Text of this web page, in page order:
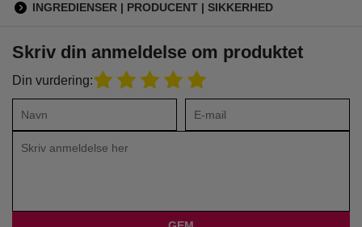
INGREDIENSER | PRODUCENT | SIKKERHED
Skriv din anmeldelse om produktet
Din vurdering: